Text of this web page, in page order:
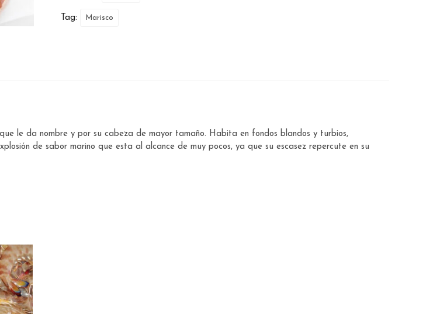
Tag: Marisco
le da nombre y por su cabeza de mayor tamaño. Habita en fondos blandos y turbios,
de sabor marino que esta al alcance de muy pocos, ya que su escasez repercute en su